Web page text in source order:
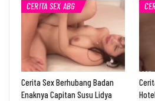
CERITA SEX ABG
Cerita Sex Berhubang Badan
Enaknya Capitan Susu Lidya